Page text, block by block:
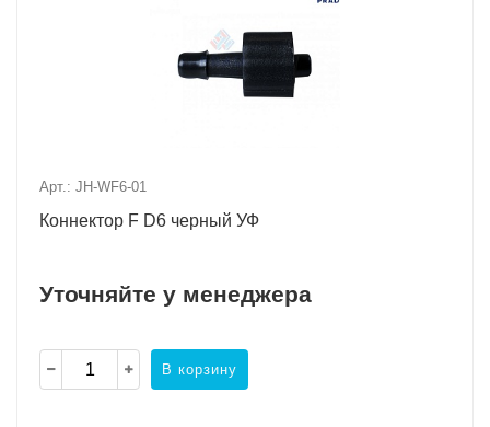
Арт.: JH-WF6-01
Коннектор F D6 черный УФ
Уточняйте у менеджера
В корзину